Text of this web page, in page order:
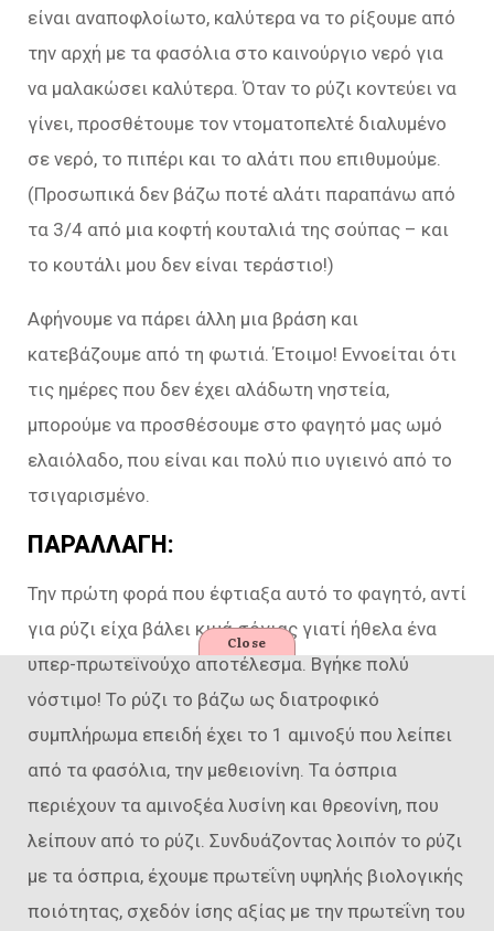
είναι αναποφλοίωτο, καλύτερα να το ρίξουμε από
την αρχή με τα φασόλια στο καινούργιο νερό για
να μαλακώσει καλύτερα. Όταν το ρύζι κοντεύει να
γίνει, προσθέτουμε τον ντοματοπελτέ διαλυμένο
σε νερό, το πιπέρι και το αλάτι που επιθυμούμε.
(Προσωπικά δεν βάζω ποτέ αλάτι παραπάνω από
τα 3/4 από μια κοφτή κουταλιά της σούπας – και
το κουτάλι μου δεν είναι τεράστιο!)
Αφήνουμε να πάρει άλλη μια βράση και
κατεβάζουμε από τη φωτιά. Έτοιμο! Εννοείται ότι
τις ημέρες που δεν έχει αλάδωτη νηστεία,
μπορούμε να προσθέσουμε στο φαγητό μας ωμό
ελαιόλαδο, που είναι και πολύ πιο υγιεινό από το
τσιγαρισμένο.
ΠΑΡΑΛΛΑΓΗ:
Την πρώτη φορά που έφτιαξα αυτό το φαγητό, αντί
για ρύζι είχα βάλει κιμά σόγιας γιατί ήθελα ένα
υπερ-πρωτεϊνούχο αποτέλεσμα. Βγήκε πολύ
νόστιμο! Το ρύζι το βάζω ως διατροφικό
συμπλήρωμα επειδή έχει το 1 αμινοξύ που λείπει
από τα φασόλια, την μεθειονίνη. Τα όσπρια
περιέχουν τα αμινοξέα λυσίνη και θρεονίνη, που
λείπουν από το ρύζι. Συνδυάζοντας λοιπόν το ρύζι
με τα όσπρια, έχουμε πρωτεΐνη υψηλής βιολογικής
ποιότητας, σχεδόν ίσης αξίας με την πρωτεΐνη του
Close